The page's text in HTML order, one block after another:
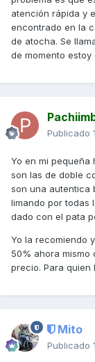
atención rápida y
encontrado en la
de atocha. Se
de momento estoy
Publicado
Yo en mi pequeña
son las de doble
son una autentica
limando por todas
dado con el pata
Yo la recomiendo
50% ahora mismo
precio. Para quien
Mito
Publicado